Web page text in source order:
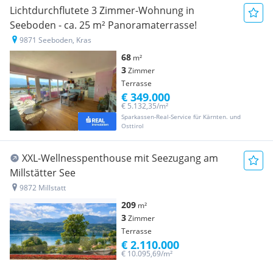
Lichtdurchflutete 3 Zimmer-Wohnung in
Seeboden - ca. 25 m² Panoramaterrasse!
9871 Seeboden, Kras
68 m²
3Zimmer
Terrasse
Sparkassen-Real-Service für Kärnten. und
Osttirol
€ 5.132,35/m²
€ 349.000
XXL-Wellnesspenthouse mit Seezugang am
Millstätter See
9872 Millstatt
209 m²
3Zimmer
Terrasse
€ 10.095,69/m²
€ 2.110.000